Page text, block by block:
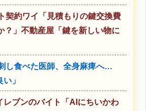
契約ワイ「見積もりの鍵交換費
？」不動産屋「鍵を新しい物に
し食べた医師、全身麻痺へ…
」
レブンのバイト「AIにちいかわ